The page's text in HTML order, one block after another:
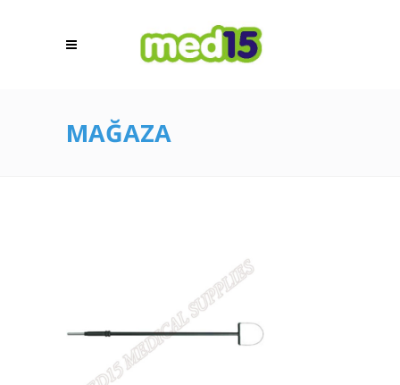
MAĞAZA